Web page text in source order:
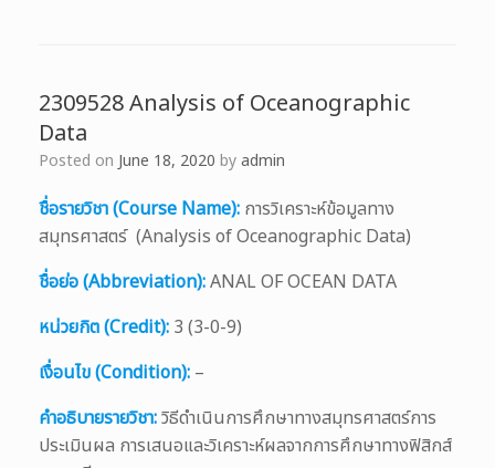
2309528 Analysis of Oceanographic
Data
Posted on June 18, 2020 byadmin
ชื่อรายวิชา (Course Name): การวิเคราะห์ข้อมูลทาง
สมุทรศาสตร์ (Analysis of Oceanographic Data)
ชื่อย่อ (Abbreviation):ANAL OF OCEAN DATA
หน่วยกิต (Credit): 3 (3-0-9)
เงื่อนไข (Condition): –
คำอธิบายรายวิชา:วิธีดำเนินการศึกษาทางสมุทรศาสตร์การ
ประเมินผล การเสนอและวิเคราะห์ผลจากการศึกษาทางฟิสิกส์